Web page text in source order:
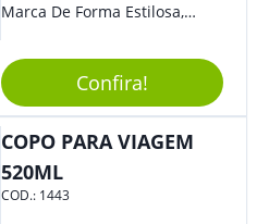
Marca De Forma Estilosa,
Empresa Em Eventos,
Reuniões Corporativas Ou Até
Mesmo Para Presentear
Colaboradores.
Confira!
COPO PARA VIAGEM
520ML
COD.: 1443